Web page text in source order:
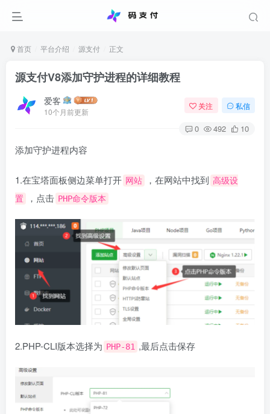
首页 平台介绍 源支付 正文
源支付V8添加守护进程的详细教程
爱客
10个月前更新
关注 私信
0 492 10
添加守护进程内容
1.在宝塔面板侧边菜单打开 网站 ，在网站中找到 高级设
置
，点击 PHP命令版本
2.PHP-CLI版本选择为 PHP-81 ,最后点击保存